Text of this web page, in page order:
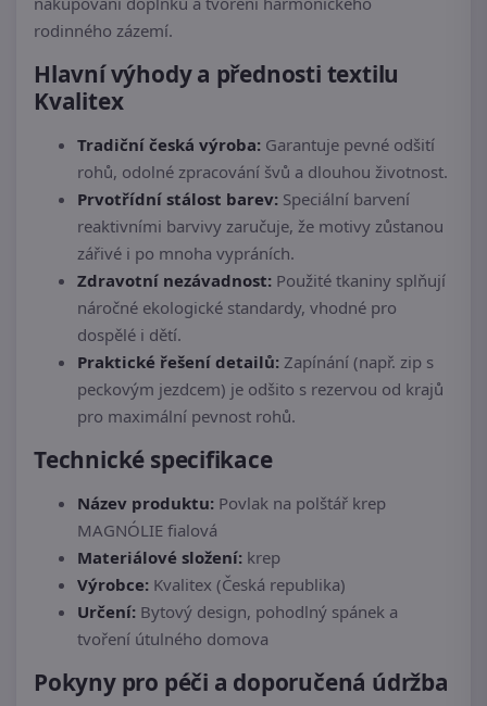
rodinného zázemí.
Hlavní výhody a přednosti textilu
Kvalitex
Tradiční česká výroba: Garantuje pevné odšití
rohů, odolné zpracování švů a dlouhou životnost.
Prvotřídní stálost barev: Speciální barvení
reaktivními barvivy zaručuje, že motivy zůstanou
zářivé i po mnoha vypráních.
Zdravotní nezávadnost: Použité tkaniny splňují
náročné ekologické standardy, vhodné pro
dospělé i dětí.
Praktické řešení detailů: Zapínání (např. zip s
peckovým jezdcem) je odšito s rezervou od krajů
pro maximální pevnost rohů.
Technické specifikace
Název produktu: Povlak na polštář krep
MAGNÓLIE fialová
Materiálové složení: krep
Výrobce: Kvalitex (Česká republika)
Určení: Bytový design, pohodlný spánek a
tvoření útulného domova
Pokyny pro péči a doporučená údržba